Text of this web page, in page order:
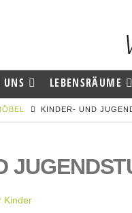
UNS LEBENSRÄUME
KINDER- UND